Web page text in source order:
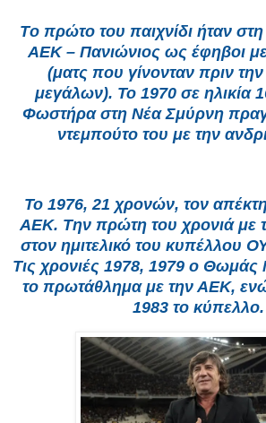
Tο πρώτο του παιχνίδι ήταν
ΑΕΚ – Πανιώνιος ως έφηβοι
(ματς που γίνονταν πριν
μεγάλων). To 1970 σε ηλικία
Φωστήρα στη Νέα Σμύρνη
ντεμπούτο του με την
To 1976, 21 χρονών, τον
ΑΕΚ. Την πρώτη του χρονιά με
στον ημιτελικό του κυπέλλου
Τις χρονιές 1978, 1979 ο
το πρωτάθλημα με την ΑΕΚ, ενώ
1983 το κύπελλο.